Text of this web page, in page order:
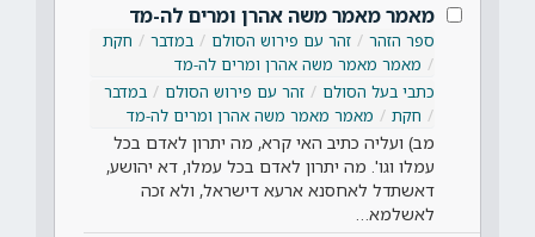
מאמר מאמר משה אהרן ומרים לה-מד
ספר הזהר זהר עם פירוש הסולם במדבר
חקת
מאמר מאמר משה אהרן ומרים לה-מד
כתבי בעל הסולם
זהר עם פירוש הסולם
במדבר
חקת
מאמר מאמר משה אהרן ומרים לה-מד
מב) ועליה כתיב האי קרא, מה יתרון לאדם בכל
עמלו וגו'. מה יתרון לאדם בכל עמלו, דא יהושע,
דאשתדל לאחסנא ארעא דישראל, ולא זכה
לאשלמא…